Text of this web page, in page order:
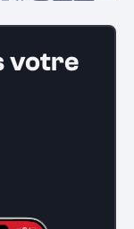
votre